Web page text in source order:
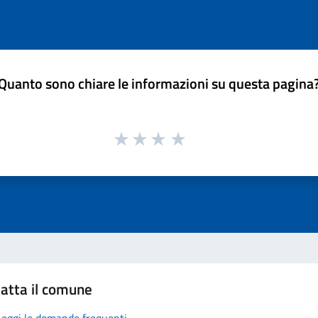
sono chiare le informazioni su questa
il comune